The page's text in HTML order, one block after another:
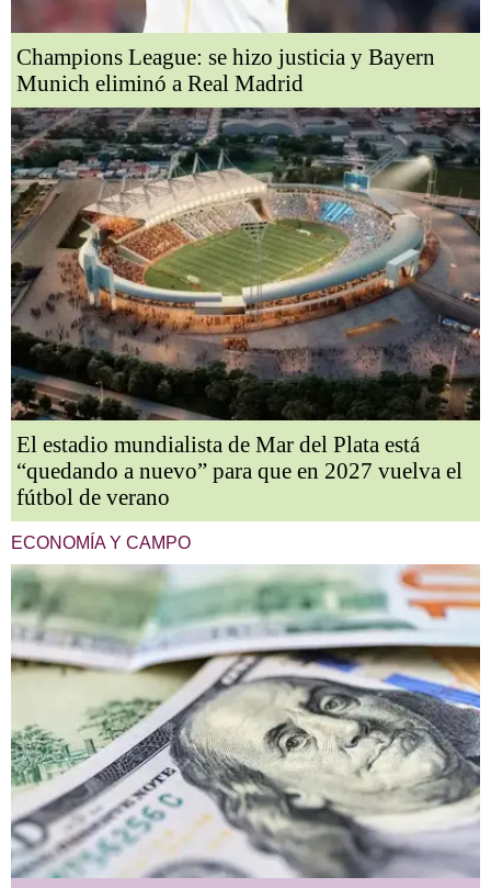
Champions League: se hizo justicia y Bayern
Munich eliminó a Real Madrid
El estadio mundialista de Mar del Plata está
“quedando a nuevo” para que en 2027 vuelva el
fútbol de verano
ECONOMÍA Y CAMPO